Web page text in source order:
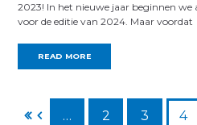
2023! In het nieuwe jaar beginnen we
voor de editie van 2024. Maar voordat
READ MORE
… 2 3 4